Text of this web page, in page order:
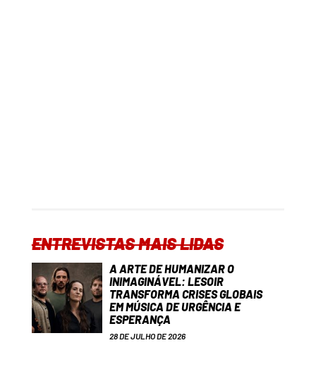
ENTREVISTAS MAIS LIDAS
A ARTE DE HUMANIZAR O
INIMAGINÁVEL: LESOIR
TRANSFORMA CRISES GLOBAIS
EM MÚSICA DE URGÊNCIA E
ESPERANÇA
28 DE JULHO DE 2026